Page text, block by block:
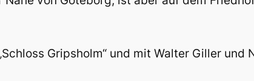
Gripsholm“ und mit Walter Giller und